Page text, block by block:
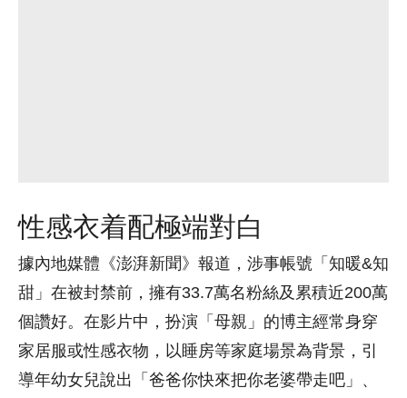
性感衣着配極端對白
據內地媒體《澎湃新聞》報道，涉事帳號「知暖&知
甜」在被封禁前，擁有33.7萬名粉絲及累積近200萬
個讚好。在影片中，扮演「母親」的博主經常身穿
家居服或性感衣物，以睡房等家庭場景為背景，引
導年幼女兒說出「爸爸你快來把你老婆帶走吧」、